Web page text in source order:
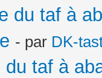
du taf à
- par DK-
du taf à